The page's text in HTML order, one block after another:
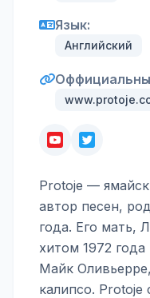
Язык:
Английский
Protoje —
автор песен,
года. Его мать,
хитом 1972
Майк
калипсо.